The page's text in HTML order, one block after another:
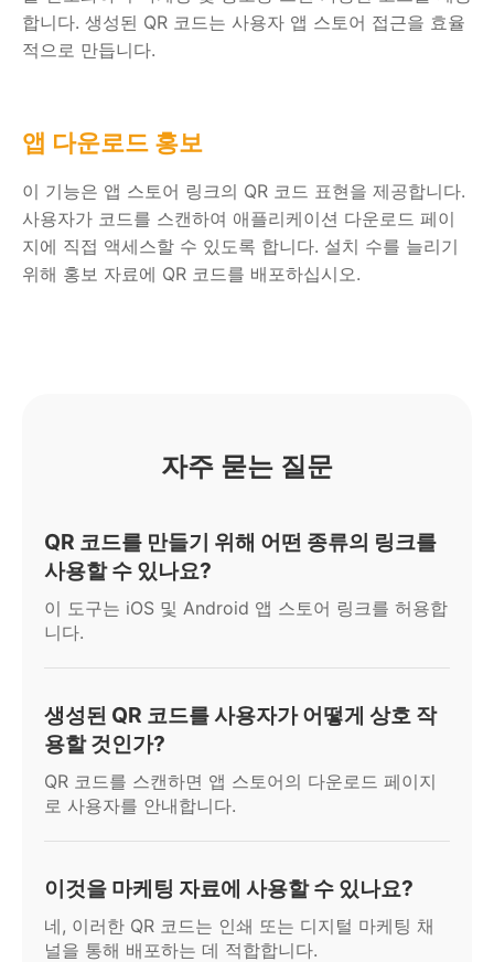
합니다. 생성된 QR 코드는 사용자 앱 스토어 접근을 효율
적으로 만듭니다.
앱 다운로드 홍보
이 기능은 앱 스토어 링크의 QR 코드 표현을 제공합니다.
사용자가 코드를 스캔하여 애플리케이션 다운로드 페이
지에 직접 액세스할 수 있도록 합니다. 설치 수를 늘리기
위해 홍보 자료에 QR 코드를 배포하십시오.
자주 묻는 질문
QR 코드를 만들기 위해 어떤 종류의 링크를
사용할 수 있나요?
이 도구는 iOS 및 Android 앱 스토어 링크를 허용합
니다.
생성된 QR 코드를 사용자가 어떻게 상호 작
용할 것인가?
QR 코드를 스캔하면 앱 스토어의 다운로드 페이지
로 사용자를 안내합니다.
이것을 마케팅 자료에 사용할 수 있나요?
네, 이러한 QR 코드는 인쇄 또는 디지털 마케팅 채
널을 통해 배포하는 데 적합합니다.